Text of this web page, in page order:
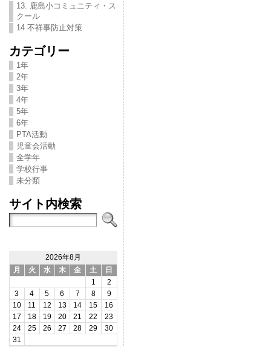
13. 鹿島小コミュニティ・ス
クール
14 不祥事防止対策
カテゴリー
1年
2年
3年
4年
5年
6年
PTA活動
児童会活動
全学年
学校行事
未分類
サイト内検索
2026年8月
月
火 水 木 金 土 日
1
2
3
4 5 6 7 8
9
10
11 12 13 14 15
16
17
18 19 20 21 22
23
24
25 26 27 28 29
30
31